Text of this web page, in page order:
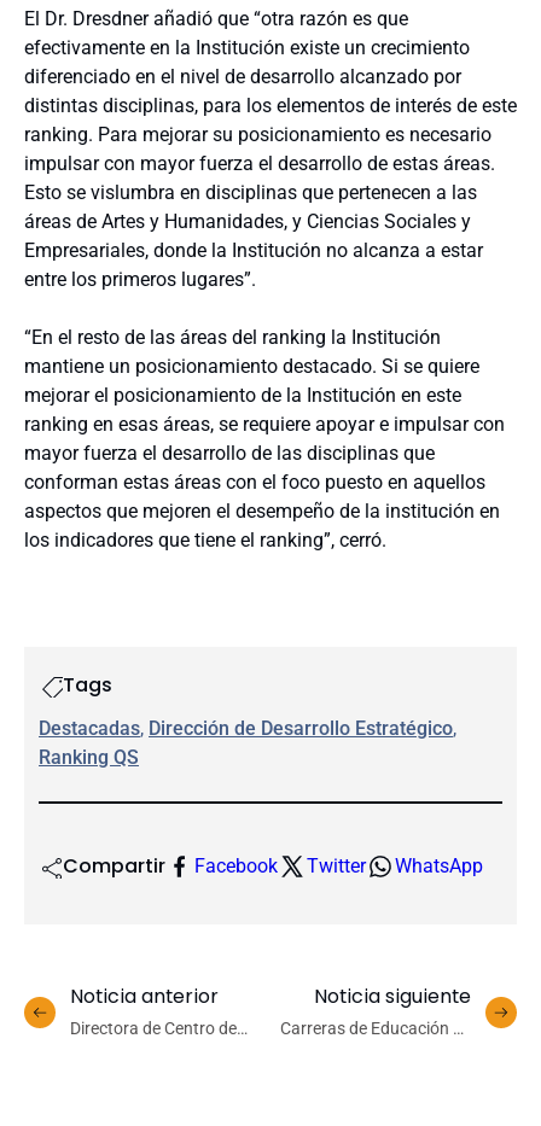
El Dr. Dresdner añadió que “otra razón es que
efectivamente en la Institución existe un crecimiento
diferenciado en el nivel de desarrollo alcanzado por
distintas disciplinas, para los elementos de interés de este
ranking. Para mejorar su posicionamiento es necesario
impulsar con mayor fuerza el desarrollo de estas áreas.
Esto se vislumbra en disciplinas que pertenecen a las
áreas de Artes y Humanidades, y Ciencias Sociales y
Empresariales, donde la Institución no alcanza a estar
entre los primeros lugares”.
“En el resto de las áreas del ranking la Institución
mantiene un posicionamiento destacado. Si se quiere
mejorar el posicionamiento de la Institución en este
ranking en esas áreas, se requiere apoyar e impulsar con
mayor fuerza el desarrollo de las disciplinas que
conforman estas áreas con el foco puesto en aquellos
aspectos que mejoren el desempeño de la institución en
los indicadores que tiene el ranking”, cerró.
Tags
Destacadas, Dirección de Desarrollo Estratégico
Ranking QS
Compartir Facebook Twitter WhatsApp
Noticia anterior
Directora de Centro de
Noticia siguiente
Carreras de Educación en